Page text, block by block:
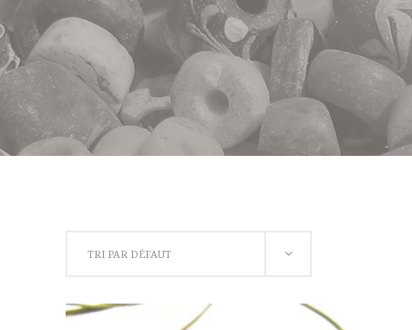
TRI PAR DÉFAUT